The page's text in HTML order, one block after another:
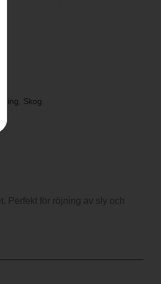
Skog
Perfekt för röjning av sly och